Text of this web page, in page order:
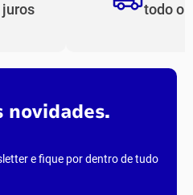
todo o
novidades.
e fique por dentro de tudo